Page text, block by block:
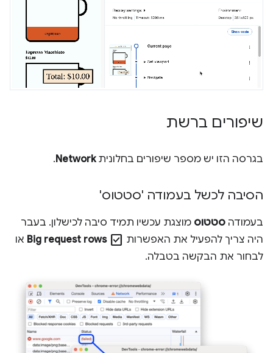
שיפורים ברשת
בגרסה הזו יש מספר שיפורים בחלוניתNetwork
.
הסיבה לכשל בעמודה 'סטטוס'
בעמודה סטטוס מוצגת עכשיו תמיד סיבה לכישלון. בעבר
היה צריך להפעיל את האפשרות check_box
Big request rows או
לבחור את הבקשה בטבלה.